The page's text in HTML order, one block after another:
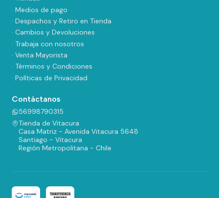
· Medios de pago
· Despachos y Retiro en Tienda
· Cambios y Devoluciones
· Trabaja con nosotros
· Venta Mayorista
· Términos y Condiciones
· Políticas de Privacidad
Contáctanos
56998790315
Tienda de Vitacura
Casa Matriz - Avenida Vitacura 5648
Santiago - Vitacura
Región Metropolitana - Chile